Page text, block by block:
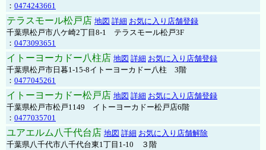
： 0474243661
テラスモール松戸店 地図 詳細 お気に入り店舗登録
千葉県松戸市八ケ崎2丁目8-1 テラスモール松戸3F
： 0473093651
イトーヨーカドー八柱店 地図 詳細 お気に入り店舗登録
千葉県松戸市日暮1-15-8イトーヨーカドー八柱 3階
： 0477045261
イトーヨーカドー松戸店 地図 詳細 お気に入り店舗登録
千葉県松戸市松戸1149 イトーヨーカドー松戸店6階
： 0477035701
ユアエルム八千代台店 地図 詳細 お気に入り店舗解除
千葉県八千代市八千代台東1丁目1-10 ３階